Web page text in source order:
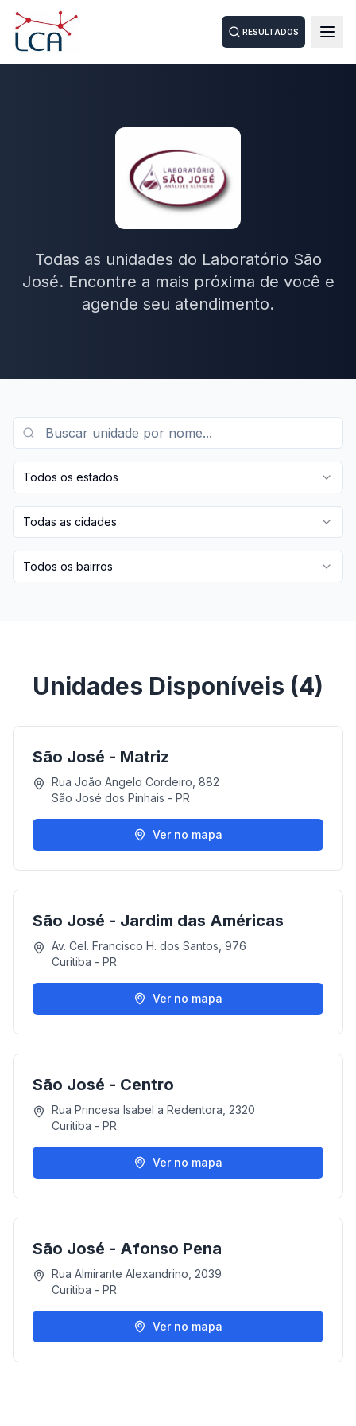
RESULTADOS
Todas as unidades do Laboratório São
José. Encontre a mais próxima de você e
agende seu atendimento.
Todos os estados
Todas as cidades
Todos os bairros
Unidades Disponíveis (4)
São José - Matriz
Rua João Angelo Cordeiro, 882
São José dos Pinhais - PR
Ver no mapa
São José - Jardim das Américas
Av. Cel. Francisco H. dos Santos, 976
Curitiba - PR
Ver no mapa
São José - Centro
Rua Princesa Isabel a Redentora, 2320
Curitiba - PR
Ver no mapa
São José - Afonso Pena
Rua Almirante Alexandrino, 2039
Curitiba - PR
Ver no mapa